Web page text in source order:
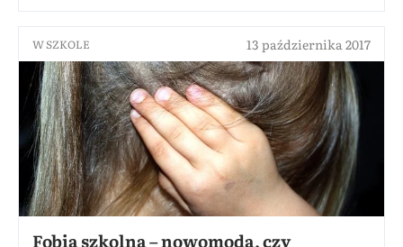
W SZKOLE 13 października 2017
Fobia szkolna – nowomoda, czy